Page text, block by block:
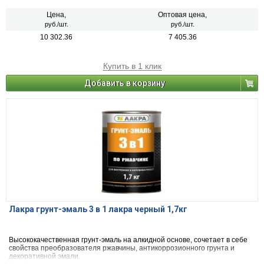
Цена,
руб./шт.
Оптовая цена,
руб./шт.
10 302.36 7 405.36
Купить в 1 клик
Добавить в корзину
Лакра грунт-эмаль 3 в 1 лакра черный 1,7кг
Высококачественная грунт-эмаль на алкидной основе, сочетает в себе
свойства преобразователя ржавчины, антикоррозионного грунта и
декоративной эмали.